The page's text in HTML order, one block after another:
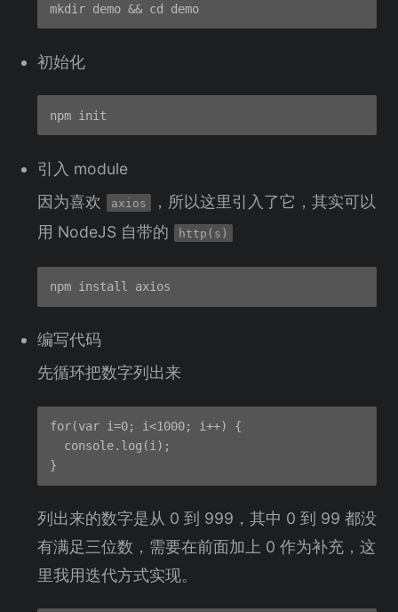
mkdir demo && cd demo
初始化
引入 module
因为喜欢
axios
，所以这里引入了它，其实可以
用 NodeJS 自带的
http(s)
编写代码
先循环把数字列出来
for(var i=0; i<1000; i++) {
  console.log(i);
列出来的数字是从 0 到 999，其中 0 到 99 都没
有满足三位数，需要在前面加上 0 作为补充，这
里我用迭代方式实现。